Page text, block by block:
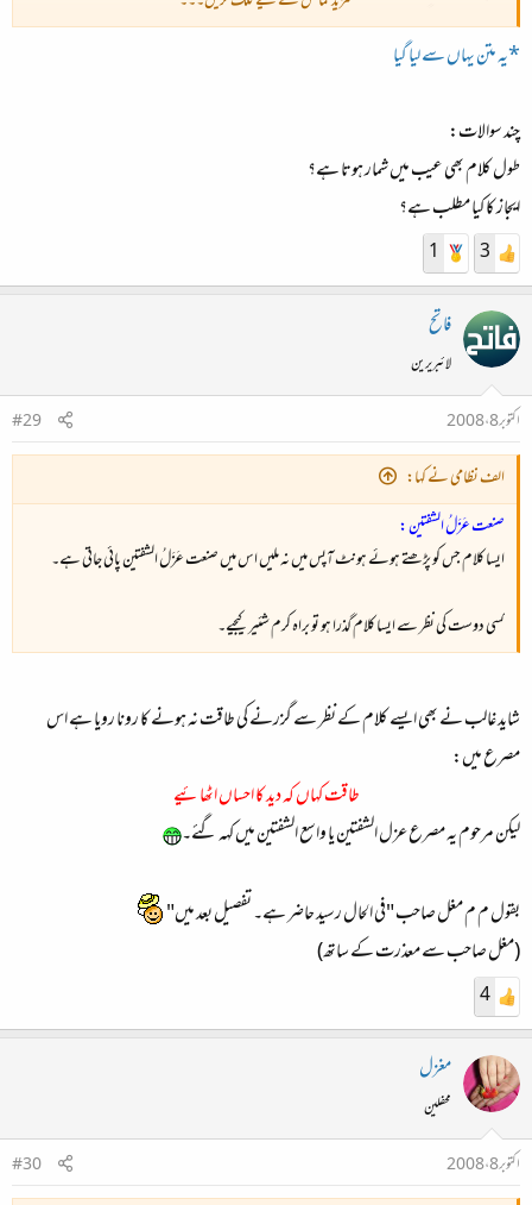
کام میرا ہے بندگی تیری
تارے کھلتے ہیں سخا کے وہ ہے ذرہ تیرا
کھبتی ہوئی نظر میں ادا کس سحر کی ہے
چھبتی ہوئی جگر میں صدا کس گجر کی ہے
حضرت رضا بریلوی کے دیوان حدائق بخشش میں کل 27 اشعار صنعت ترصیع میں ہے۔
*یہ متن یہاں سے لیا گیا
چند سوالات:
طول کلام بھی عیب میں شمار ہوتا ہے؟
ایجاز کا کیا مطلب ہے؟
3
1
فاتح
لائبریرین
اکتوبر 8، 2008
#29
الف نظامی نے کہا:
صنعت عَزَلُ الشفتین :
ایسا کلام جس کو پڑھتے ہوئے ہونٹ آپس میں نہ ملیں اس میں صنعت عَزَلُ الشفتین پائی جاتی ہے۔
کسی دوست کی نظر سے ایسا کلام گذرا ہو تو براہ کرم شئیر کیجیے۔
شاید غالب نے بھی ایسے کلام کے نظر سے گزرنے کی طاقت نہ ہونے کا رونا رویا ہے اس
مصرع میں:
طاقت کہاں کہ دید کا احساں اٹھائیے
لیکن مرحوم یہ مصرع عزل الشفتین یا واسع الشفتین میں کہہ گئے۔
بقول م م مغل صاحب "فی الحال رسید حاضر ہے۔ تفصیل بعد میں"
(مغل صاحب سے معذرت کے ساتھ)
4
مغزل
محفلین
اکتوبر 8، 2008
#30